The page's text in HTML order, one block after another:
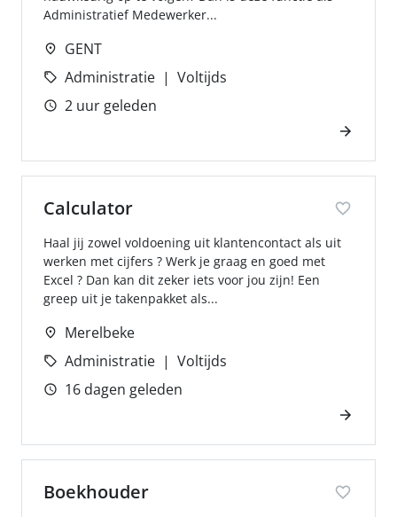
Administratief Medewerker...
GENT
Administratie
Voltijds
2 uur geleden
Calculator
Haal jij zowel voldoening uit klantencontact als uit
werken met cijfers ? Werk je graag en goed met
Excel ? Dan kan dit zeker iets voor jou zijn! Een
greep uit je takenpakket als...
Merelbeke
Administratie
Voltijds
16 dagen geleden
Boekhouder